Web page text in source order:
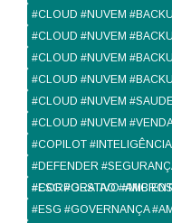
#CLOUD #NUVEM
#CLOUD #NUVEM
#CLOUD #NUVEM
#CLOUD #NUVEM
#CLOUD #NUVEM
#CLOUD #NUVEM
#COPILOT
#DEFENDER
#CORPORATIVO
#ESG #GESTAO
#ESG #GOVERNANÇA